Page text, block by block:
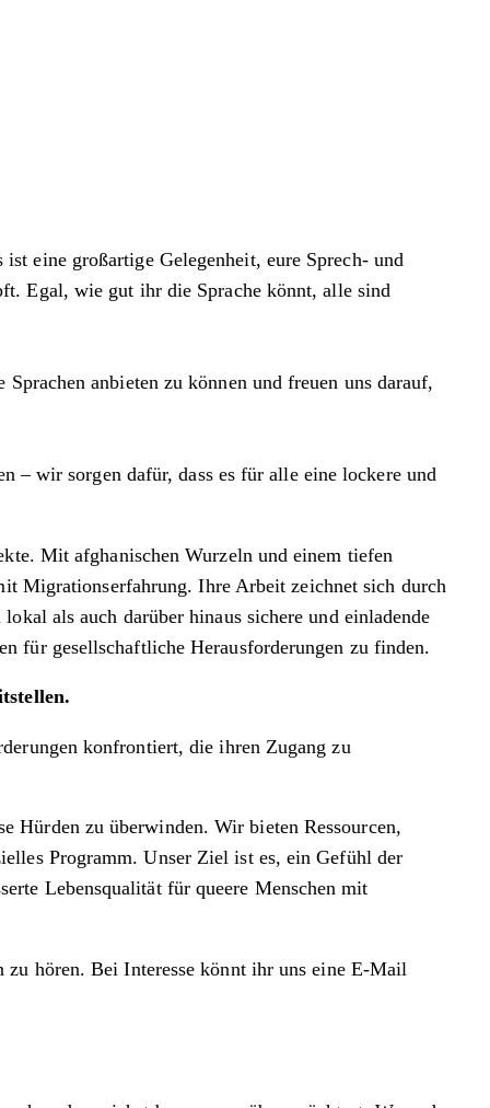
eine großartige Gelegenheit, eure Sprech- und
Egal, wie gut ihr die Sprache könnt, alle sind
anbieten zu können und freuen uns darauf,
– wir sorgen dafür, dass es für alle eine lockere und
Mit afghanischen Wurzeln und einem tiefen
Migrationserfahrung. Ihre Arbeit zeichnet sich durch
als auch darüber hinaus sichere und einladende
für gesellschaftliche Herausforderungen zu finden.
konfrontiert, die ihren Zugang zu
Hürden zu überwinden. Wir bieten Ressourcen,
Programm. Unser Ziel ist es, ein Gefühl der
Lebensqualität für queere Menschen mit
hören. Bei Interesse könnt ihr uns eine E-Mail